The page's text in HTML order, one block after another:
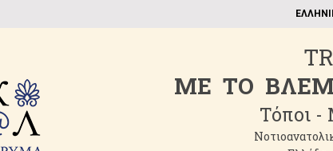
ME TO
Τόποι -